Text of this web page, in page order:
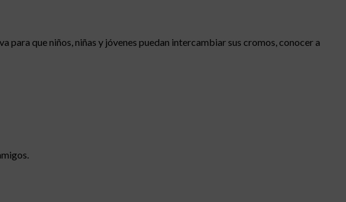
para que niños, niñas y jóvenes puedan intercambiar sus cromos, conocer a